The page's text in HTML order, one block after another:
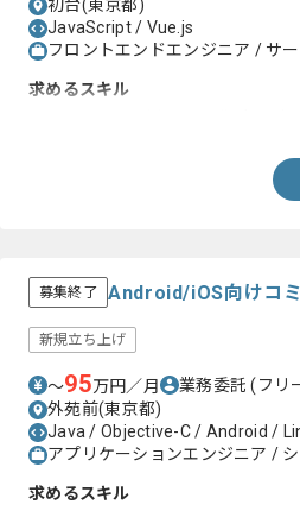
初台(東京都)
JavaScript / Vue.js
フロントエンドエンジニア / サ
求めるスキル
募集終了 Android/iOS向けコ
新規立ち上げ
〜95万円／月 業務委託(フリ
外苑前(東京都)
Java / Objective-C / Android /
アプリケーションエンジニア /
求めるスキル